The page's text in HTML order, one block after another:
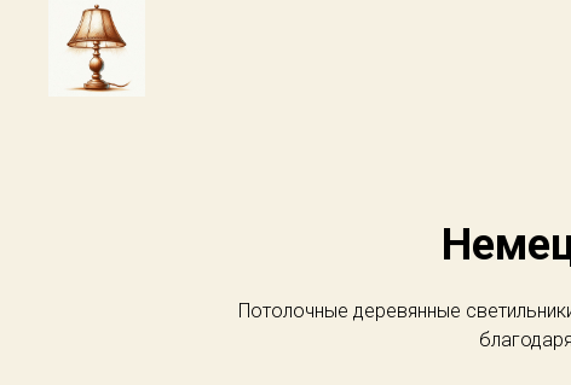
Потолочные деревянные